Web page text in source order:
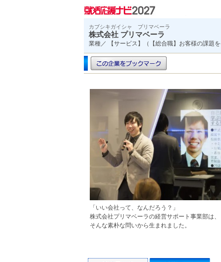
カブシキガイシャ プリマベーラ
株式会社 プリマベーラ
業種／ 【サービス】（【総合職】お客様の課題
「いい会社って、なんだろう？」
株式会社プリマベーラの経営サポート事業部は、
そんな素朴な問いから生まれました。